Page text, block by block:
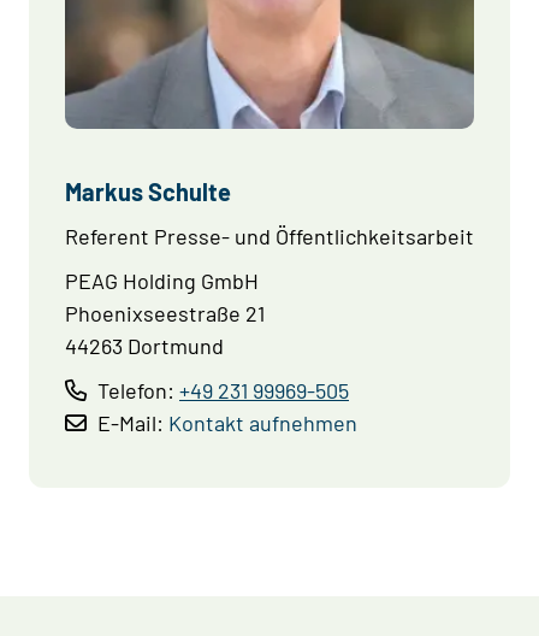
Markus Schulte
Referent Presse- und Öffentlichkeitsarbeit
PEAG Holding GmbH
Phoenixseestraße 21
44263 Dortmund
Telefon: +49 231 99969-505
E-Mail: Kontakt aufnehmen